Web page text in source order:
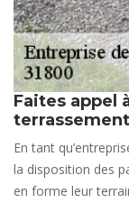
Faites appel
En tant
la disposition des
en forme leur